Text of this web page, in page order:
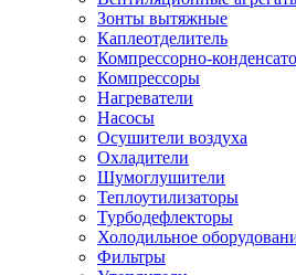
Зонты вытяжные
Каплеотделитель
Компрессорно-
Компрессоры
Нагреватели
Насосы
Осушители воздуха
Охладители
Шумоглушители
Теплоутилизаторы
Турбодефлекторы
Холодильное
Фильтры